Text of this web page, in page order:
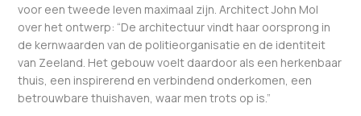
voor een tweede leven maximaal zijn. Architect John Mol
over het ontwerp: “De architectuur vindt haar oorsprong in
de kernwaarden van de politieorganisatie en de identiteit
van Zeeland. Het gebouw voelt daardoor als een herkenbaar
thuis, een inspirerend en verbindend onderkomen, een
betrouwbare thuishaven, waar men trots op is.”